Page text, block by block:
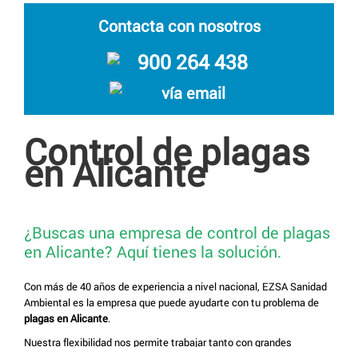
Contacta con nosotros
900 264 438
vía email
Control de plagas
en Alicante
¿Buscas una empresa de control de plagas
en Alicante? Aquí tienes la solución.
Con más de 40 años de experiencia a nivel nacional, EZSA Sanidad
Ambiental es la empresa que puede ayudarte con tu problema de
plagas en Alicante.
Nuestra flexibilidad nos permite trabajar tanto con grandes